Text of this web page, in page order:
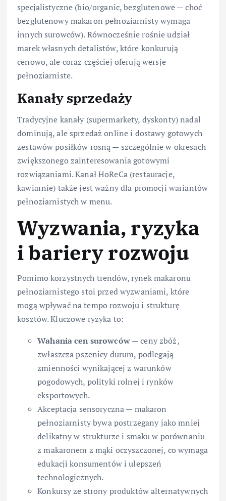
specjalistyczne (bio/organic, bezglutenowe — choć
bezglutenowy makaron pełnoziarnisty wymaga
innych surowców). Równocześnie rośnie udział
marek własnych detalistów, które konkurują
cenowo, ale coraz częściej oferują wersje
pełnoziarniste.
Kanały sprzedaży
Tradycyjne kanały (supermarkety, dyskonty) nadal
dominują, ale sprzedaż online i dostawy gotowych
zestawów posiłków rosną — szczególnie w okresach
zwiększonego zainteresowania gotowymi
rozwiązaniami. Kanał HoReCa (restauracje,
kawiarnie) także jest ważny dla promocji wariantów
pełnoziarnistych w menu.
Wyzwania, ryzyka
i bariery rozwoju
Pomimo korzystnych trendów, rynek makaronu
pełnoziarnistego stoi przed wyzwaniami, które
mogą wpływać na tempo rozwoju i strukturę
kosztów. Kluczowe ryzyka to:
Wahania cen surowców— ceny zbóż,
zwłaszcza pszenicy durum, podlegają
zmienności wynikającej z warunków
pogodowych, polityki rolnej i rynków
eksportowych.
Akceptacja sensoryczna — makaron
pełnoziarnisty bywa postrzegany jako mniej
delikatny w strukturze i smaku w porównaniu
z makaronem z mąki oczyszczonej, co wymaga
edukacji konsumentów i ulepszeń
technologicznych.
Konkursy ze strony produktów alternatywnych